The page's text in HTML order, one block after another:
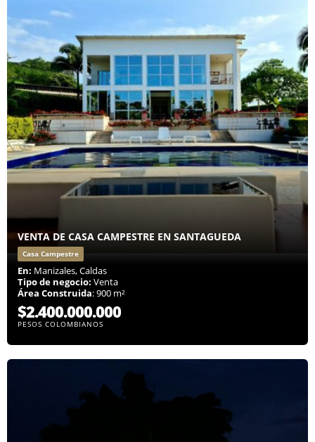
VENTA DE CASA CAMPESTRE EN SANTAGUEDA
Casa Campestre
En: Manizales, Caldas
Tipo de negocio: Venta
Área Construida: 900 m²
$2.400.000.000
PESOS COLOMBIANOS